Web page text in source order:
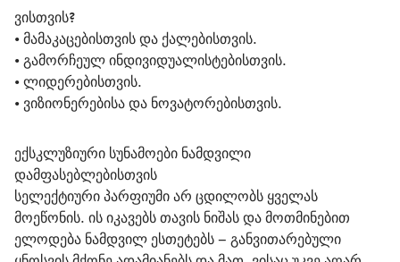
ვისთვის?
• მამაკაცებისთვის და ქალებისთვის.
• გამორჩეულ ინდივიდუალისტებისთვის.
• ლიდერებისთვის.
• ვიზიონერებისა და ნოვატორებისთვის.
ექსკლუზიური სუნამოები ნამდვილი
დამფასებლებისთვის
სელექტიური პარფიუმი არ ცდილობს ყველას
მოეწონის. ის იკავებს თავის ნიშას და მოთმინებით
ელოდება ნამდვილ ესთეტებს – განვითარებული